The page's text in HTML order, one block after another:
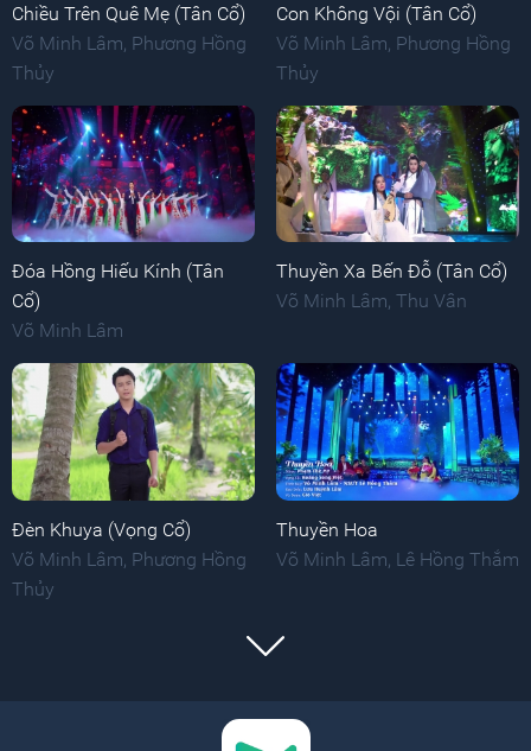
Chiều Trên Quê Mẹ (Tân Cổ)
Võ Minh Lâm Phương Hồng
Thủy
Con Không Vội (Tân Cổ)
Võ Minh Lâm Phương Hồng
Thủy
Đóa Hồng Hiếu Kính (Tân
Cổ)
Võ Minh Lâm
Thuyền Xa Bến Đỗ (Tân Cổ)
Võ Minh Lâm, Thu Vân
Đèn Khuya (Vọng Cổ)
Võ Minh Lâm Phương Hồng
Thủy
Thuyền Hoa
Võ Minh Lâm Lê Hồng Thắm